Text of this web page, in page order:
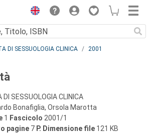
DI SESSUOLOGIA CLINICA
2001
DI SESSUOLOGIA CLINICA
Bonafiglia, Orsola Marotta
1 Fascicolo 2001/1
pagine 7 P. Dimensione file 121 KB